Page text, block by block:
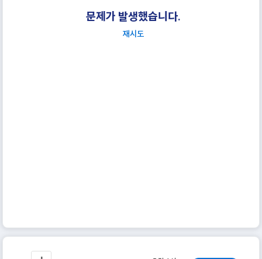
문제가 발생했습니다.
재시도